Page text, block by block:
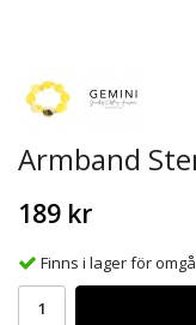
Armband
189 kr
Finns i lager för